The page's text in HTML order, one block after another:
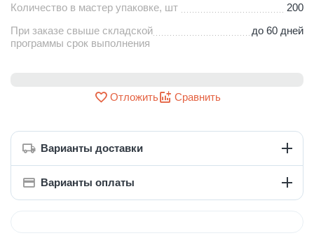
Количество в мастер упаковке, шт
200
При заказе свыше складской
программы срок выполнения
до 60 дней
Отложить Сравнить
Варианты доставки
Варианты оплаты